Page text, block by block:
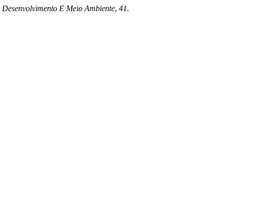
Desenvolvimento E Meio Ambiente, 41.